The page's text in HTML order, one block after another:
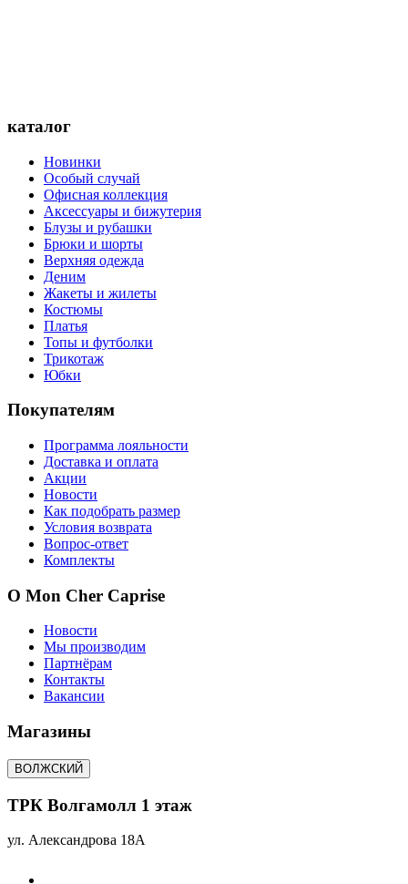
каталог
Новинки
Особый случай
Офисная коллекция
Аксессуары и бижутерия
Блузы и рубашки
Брюки и шорты
Верхняя одежда
Деним
Жакеты и жилеты
Костюмы
Платья
Топы и футболки
Трикотаж
Юбки
Покупателям
Программа лояльности
Доставка и оплата
Акции
Новости
Как подобрать размер
Условия возврата
Вопрос-ответ
Комплекты
О Mon Cher Caprise
Новости
Мы производим
Партнёрам
Контакты
Вакансии
Магазины
ВОЛЖСКИЙ
ТРК Волгамолл 1 этаж
ул. Александрова 18А